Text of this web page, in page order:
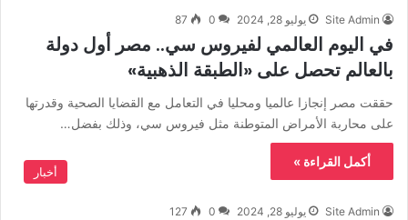
Site Admin يوليو 28, 2024 0
87
في اليوم العالمي لفيروس سي.. مصر أول دولة
بالعالم تحصل على «الطبقة الذهبية»
حققت مصر إنجازا عالميا ومحليا في التعامل مع القضايا الصحية وقدرتها
على محاربة الأمراض المتوطنة مثل فيروس سي، وذلك بفضل…
أكمل القراءة »
أخبار
Site Admin يوليو 28, 2024 0
127